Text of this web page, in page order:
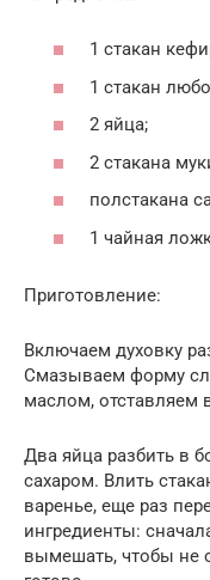
1 стакан
1 стакан
2 яйца;
2 стакана
полстакана
1 чайная
Приготовление:
Включаем духовку
Смазываем форму
маслом, отставляем
Два яйца разбить в
сахаром. Влить
варенье, еще раз
ингредиенты:
вымешать, чтобы не